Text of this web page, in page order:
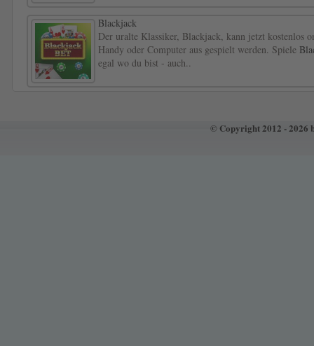
Blackjack
Der uralte Klassiker, Blackjack, kann jetzt kostenlos
Handy oder Computer aus gespielt werden. Spiele
egal wo du bist - auch..
© Copyright 2012 - 2026